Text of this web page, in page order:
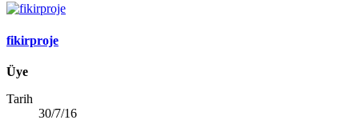
fikirproje
Üye
Tarih
30/7/16